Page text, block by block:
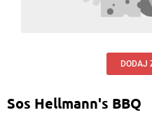
DODAJ
Sos Hellmann's BBQ